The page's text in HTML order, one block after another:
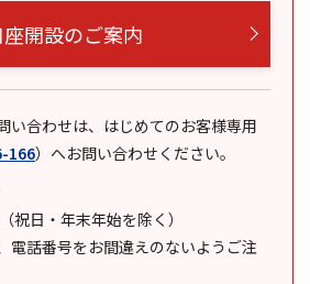
座開設のご案内
い合わせは、はじめてのお客様専用
166） へお問い合わせください。
祝日・年末年始を除く）
電話番号をお間違えのないようご注